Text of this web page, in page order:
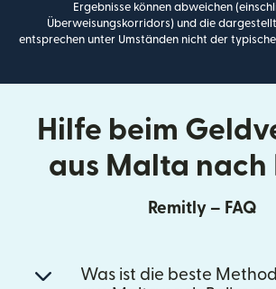
Ergebnisse können abweichen
Überweisungskorridors) und die
entsprechen unter Umständen nicht der
Hilfe beim
aus Malta nach
Remitly – FAQ
Was ist die beste